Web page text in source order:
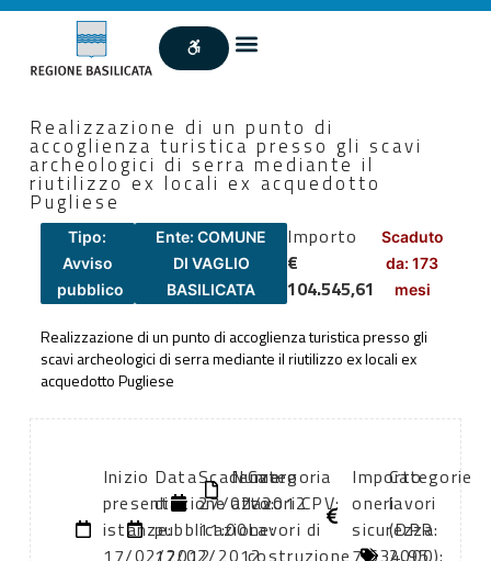
Realizzazione di un punto di
accoglienza turistica presso gli scavi
archeologici di serra mediante il
riutilizzo ex locali ex acquedotto
Pugliese
Tipo:
Avviso
pubblico
Ente: COMUNE
DI VAGLIO
BASILICATA
Importo
€
104.545,61
Scaduto
da: 173
mesi
Realizzazione di un punto di accoglienza turistica presso gli
scavi archeologici di serra mediante il riutilizzo ex locali ex
acquedotto Pugliese
Inizio
presentazione
istanze:
Data
di
pubblicazione:
Scadenza:
27/02/2012
11:00
Numero
atto:
Categoria
lavori CPV:
Lavori di
Importo
oneri
sicurezza:
Categorie
lavori
(DPR